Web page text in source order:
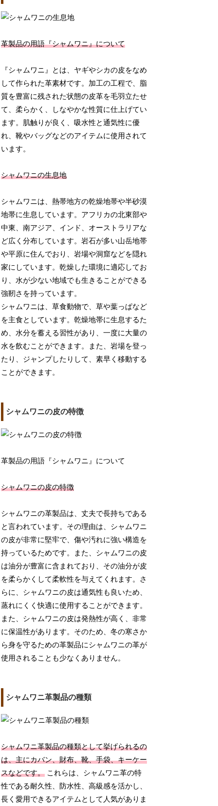
革製品の用語『シャムワニ』について
『シャムワニ』とは、ヤギやシカの皮をなめ
して作られた革素材です。加工の工程で、脂
質を豊富に残された状態の皮革を毛羽立たせ
て、柔らかく、しなやかな性質に仕上げてい
ます。肌触りが良く、吸水性と通気性に優
れ、靴やバッグなどのアイテムに使用されて
います。
シャムワニの生息地
シャムワニは、熱帯地方の乾燥地帯や半砂漠
地帯に生息しています。アフリカの北東部や
中東、南アジア、インド、オーストラリアな
ど広く分布しています。岩石が多い山岳地帯
や平原に住んでおり、岩場や洞窟などを隠れ
家にしています。乾燥した環境に適応してお
り、水が少ない地域でも生きることができる
強靭さを持っています。
シャムワニは、草食動物で、草や葉っぱなど
を主食としています。乾燥地帯に生息するた
め、水分を蓄える習性があり、一度に大量の
水を飲むことができます。また、岩場を登っ
たり、ジャンプしたりして、素早く移動する
ことができます。
シャムワニの皮の特徴
革製品の用語『シャムワニ』について
シャムワニの皮の特徴
シャムワニの革製品は、丈夫で長持ちである
と言われています。その理由は、シャムワニ
の皮が非常に堅牢で、傷や汚れに強い構造を
持っているためです。また、シャムワニの皮
は油分が豊富に含まれており、その油分が皮
を柔らかくして柔軟性を与えてくれます。さ
らに、シャムワニの皮は通気性も良いため、
蒸れにくく快適に使用することができます。
また、シャムワニの皮は発熱性が高く、非常
に保温性があります。そのため、冬の寒さか
ら身を守るための革製品にシャムワニの革が
使用されることも少なくありません。
シャムワニ革製品の種類
シャムワニ革製品の種類として挙げられるの
は、主にカバン、財布、靴、手袋、キーケー
スなどです。 これらは、シャムワニ革の特
性である耐久性、防水性、高級感を活かし、
長く愛用できるアイテムとして人気がありま